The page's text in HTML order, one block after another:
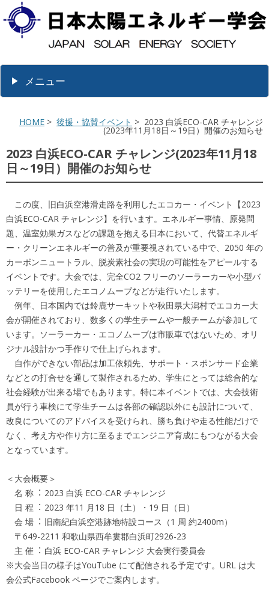
メニュー
HOME > 後援・協賛イベント > 2023 白浜ECO-CAR チャレンジ
(2023年11月18日～19日）開催のお知らせ
2023 白浜ECO-CAR チャレンジ(2023年11月18
日～19日）開催のお知らせ
この度、旧白浜空港滑走路を利用したエコカー・イベント【2023
白浜ECO-CAR チャレンジ】を行います。エネルギー事情、原発問
題、温室効果ガスなどの課題を抱える日本において、代替エネルギ
ー・クリーンエネルギーの普及が重要視されている中で、2050 年の
カーボンニュートラル、脱炭素社会の実現の可能性をアピールする
イベントです。大会では、完全CO2 フリーのソーラーカーや小型バ
ッテリーを使用したエコノムーブなどが⾛⾏いたします。
例年、日本国内では鈴⿅サーキットや秋田県大潟村でエコカー大
会が開催されており、数多くの学生チームや一般チームが参加して
います。ソーラーカー・エコノムーブは市販⾞ではないため、オリ
ジナル設計かつ手作りで仕上げられます。
自作ができない部品は加工依頼先、サポート・スポンサード企業
などとの打合せを通して製作されるため、学生にとっては総合的な
社会経験が出来る場でもあります。特に本イベントでは、大会技術
員が⾏う⾞検にて学生チームは各部の確認以外にも設計について、
改良についてのアドバイスを受けられ、勝ち負けや⾛る性能だけで
なく、考え方や作り方に至るまでエンジニア育成にもつながる大会
となっています。
＜大会概要＞
名 称︓ 2023 白浜 ECO-CAR チャレンジ
日 程︓ 2023 年11 月18 日（土）・19 日（日）
会 場︓ 旧南紀白浜空港跡地特設コース（1 周 約2400m）
〒649-2211 和歌⼭県⻄牟婁郡白浜町2926-23
主 催︓ 白浜 ECO-CAR チャレンジ 大会実⾏委員会
※大会当日の様子はYouTube にて配信される予定です。URL は大
会公式Facebook ページでご案内します。